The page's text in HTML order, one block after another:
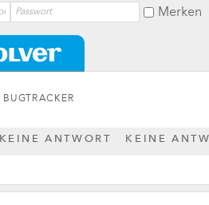
Merken
BUGTRACKER
KEINE ANTWORT KEINE